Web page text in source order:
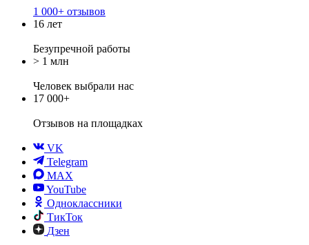
1 000+ отзывов
16 лет
Безупречной работы
> 1 млн
Человек выбрали нас
17 000+
Отзывов на площадках
VK
Telegram
MAX
YouTube
Одноклассники
ТикТок
Дзен